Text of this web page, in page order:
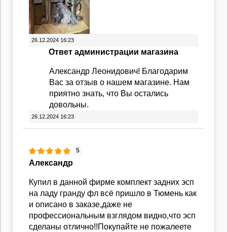
26.12.2024 16:23
Ответ администрации магазина
Александр Леонидович! Благодарим
Вас за отзыв о нашем магазине. Нам
приятно знать, что Вы остались
довольны.
26.12.2024 16:23
5
Александр
Купил в данной фирме комплект задних эсп
на ладу гранду фл всё пришло в Тюмень как
и описано в заказе,даже не
профессиональным взглядом видно,что эсп
сделаны отлично!!Покупайте не пожалеете